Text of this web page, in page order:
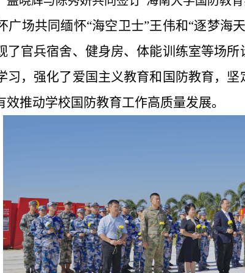
广场共同缅怀“海空卫士”王伟和“逐梦海
了官兵宿舍、健身房、体能训练室等场
习，强化了爱国主义教育和国防教育，
推动学校国防教育工作高质量发展。